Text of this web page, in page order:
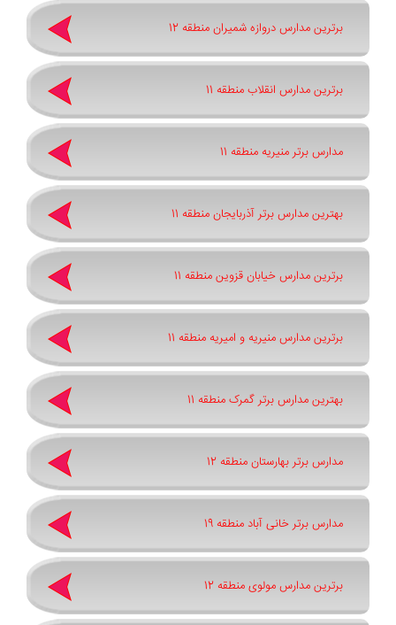
برترین مدارس دروازه شمیران منطقه 12
برترین مدارس انقلاب منطقه 11
مدارس برتر منیریه منطقه 11
بهترین مدارس برتر آذربایجان منطقه 11
برترین مدارس خیابان قزوین منطقه 11
برترین مدارس منیریه و امیریه منطقه 11
بهترین مدارس برتر گمرک منطقه 11
مدارس برتر بهارستان منطقه 12
مدارس برتر خانی آباد منطقه 19
برترین مدارس مولوی منطقه 12